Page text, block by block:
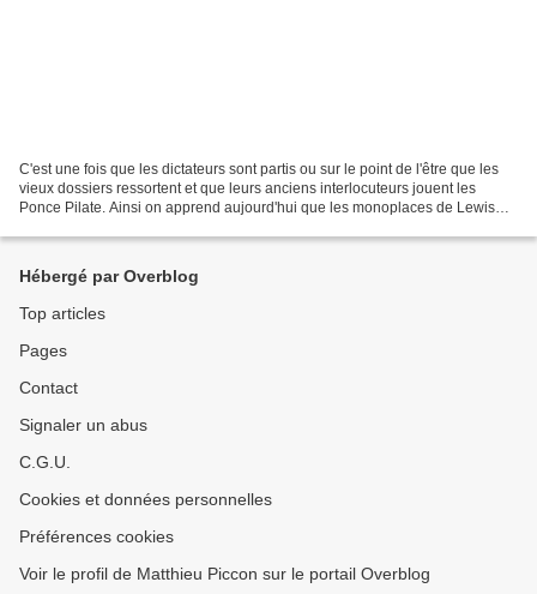
C'est une fois que les dictateurs sont partis ou sur le point de l'être que les
vieux dossiers ressortent et que leurs anciens interlocuteurs jouent les
Ponce Pilate. Ainsi on apprend aujourd'hui que les monoplaces de Lewis
Hébergé par Overblog
Top articles
Pages
Contact
Signaler un abus
C.G.U.
Cookies et données personnelles
Préférences cookies
Voir le profil de Matthieu Piccon sur le portail Overblog